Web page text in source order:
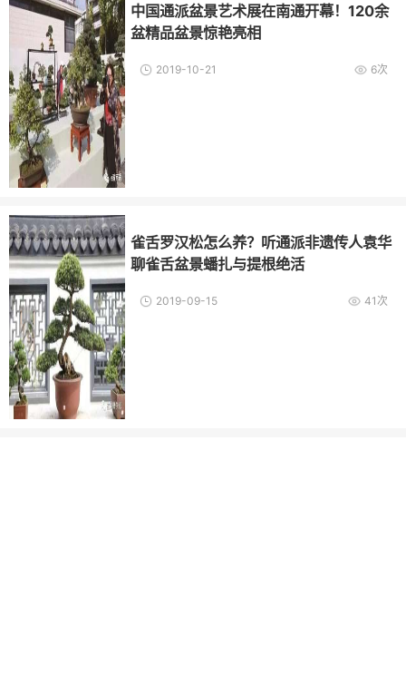
中国通派盆景艺术展在南通开幕！120余
盆精品盆景惊艳亮相
6次
2019-10-21
雀舌罗汉松怎么养？听通派非遗传人袁华
聊雀舌盆景蟠扎与提根绝活
41次
2019-09-15